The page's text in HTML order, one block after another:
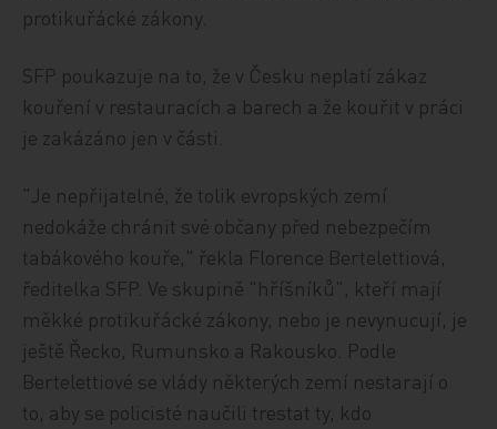
protikuřácké zákony.
SFP poukazuje na to, že v Česku neplatí zákaz
kouření v restauracích a barech a že kouřit v práci
je zakázáno jen v části.
"Je nepřijatelné, že tolik evropských zemí
nedokáže chránit své občany před nebezpečím
tabákového kouře," řekla Florence Bertelettiová,
ředitelka SFP. Ve skupině "hříšníků", kteří mají
měkké protikuřácké zákony, nebo je nevynucují, je
ještě Řecko, Rumunsko a Rakousko. Podle
Bertelettiové se vlády některých zemí nestarají o
to, aby se policisté naučili trestat ty, kdo